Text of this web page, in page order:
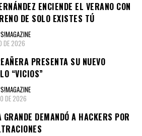
ENCIENDE EL VERANO CON
DE SOLO EXISTES TÚ
DE 2026
PRESENTA SU NUEVO
“VICIOS”
DE 2026
DEMANDÓ A HACKERS POR